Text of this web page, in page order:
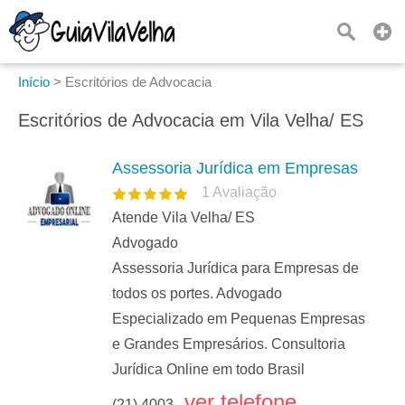
Início > Escritórios de Advocacia
Escritórios de Advocacia em Vila Velha/ ES
Assessoria Jurídica em Empresas
1 Avaliação
Atende Vila Velha/ ES
Advogado
Assessoria Jurídica para Empresas de
todos os portes. Advogado
Especializado em Pequenas Empresas
e Grandes Empresários. Consultoria
Jurídica Online em todo Brasil